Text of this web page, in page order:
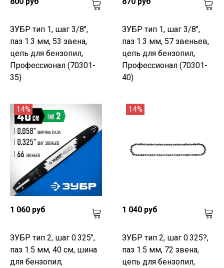
ЗУБР тип 1, шаг 3/8",
паз 1.3 мм, 53 звена,
цепь для бензопил,
Профессионал (70301-
35)
ЗУБР тип 1, шаг 3/8",
паз 1.3 мм, 57 звеньев,
цепь для бензопил,
Профессионал (70301-
40)
14%
1 060 руб
ЗУБР тип 2, шаг 0.325",
паз 1.5 мм, 40 см, шина
для бензопил,
14%
1 040 руб
ЗУБР тип 2, шаг 0.325?,
паз 1.5 мм, 72 звена,
цепь для бензопил,